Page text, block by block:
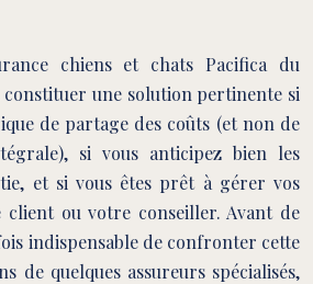
chiens et chats Pacifica du
une solution pertinente si
de partage des coûts (et non de
si vous anticipez bien les
et si vous êtes prêt à gérer vos
client ou votre conseiller. Avant de
indispensable de confronter cette
de quelques assureurs spécialisés,